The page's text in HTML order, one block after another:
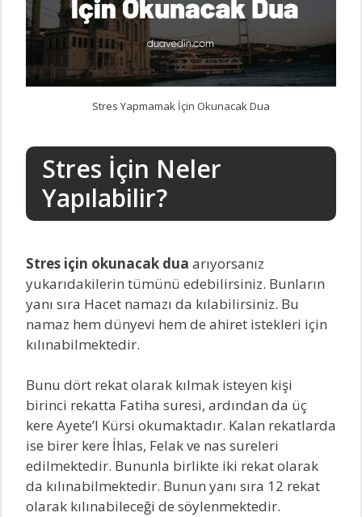
Stres Yapmamak İçin Okunacak Dua
Stres İçin Neler
Yapılabilir?
Stres için okunacak dua arıyorsanız
yukarıdakilerin tümünü edebilirsiniz. Bunların
yanı sıra Hacet namazı da kılabilirsiniz. Bu
namaz hem dünyevi hem de ahiret istekleri için
kılınabilmektedir.
Bunu dört rekat olarak kılmak isteyen kişi
birinci rekatta Fatiha suresi, ardından da üç
kere Ayete’l Kürsi okumaktadır. Kalan rekatlarda
ise birer kere İhlas, Felak ve nas sureleri
edilmektedir. Bununla birlikte iki rekat olarak
da kılınabilmektedir. Bunun yanı sıra 12 rekat
olarak kılınabileceği de söylenmektedir.